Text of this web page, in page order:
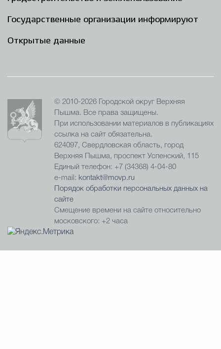
Государственные организации информируют
Открытые данные
© 2010-2026 Городской округ Верхняя
Пышма. Все права защищены.
При использовании материалов в публикациях
ссылка на сайт обязательна.
624097, Свердловская область, город
Верхняя Пышма, проспект Успенский, 115
Единый телефон: +7 (34368) 4-04-80
e-mail: kontakt@movp.ru
Порядок обработки персональных данных на
сайте
Смещение времени на сайте относительно
московского: +2 часа